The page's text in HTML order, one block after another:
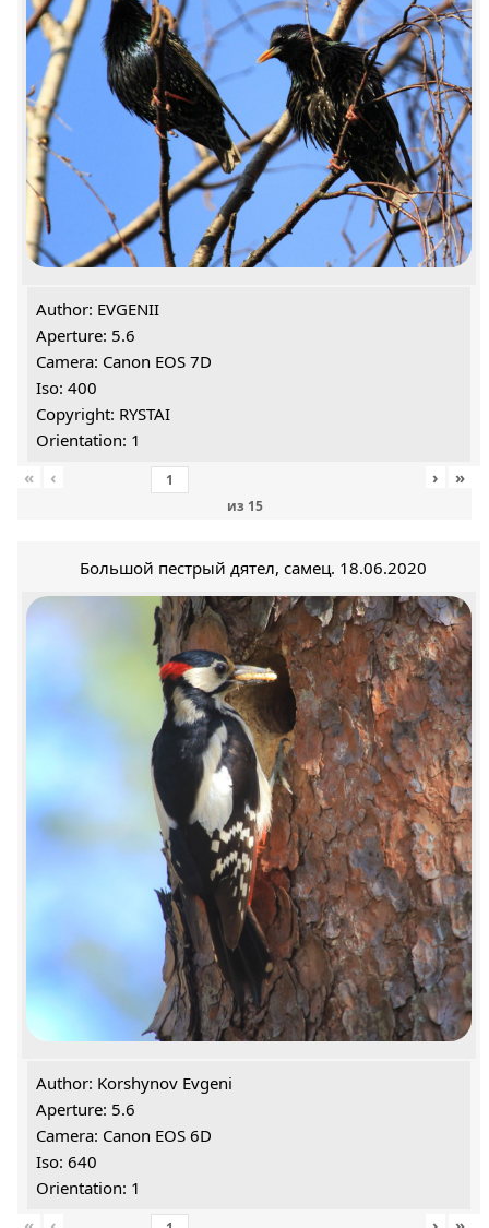
Author: EVGENII
Aperture: 5.6
Camera: Canon EOS 7D
Iso: 400
Copyright: RYSTAI
Orientation: 1
«
‹
из 15
› »
Большой пестрый дятел, самец. 18.06.2020
Author: Korshynov Evgeni
Aperture: 5.6
Camera: Canon EOS 6D
Iso: 640
Orientation: 1